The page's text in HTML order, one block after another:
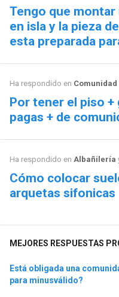
Tengo que montar
en isla y la pieza
esta preparada
Ha respondido en
Por tener el piso
pagas + de
Ha respondido en Albañilería
Cómo colocar
arquetas sifonicas
MEJORES RESPUESTAS
Está obligada una
para minusválido?